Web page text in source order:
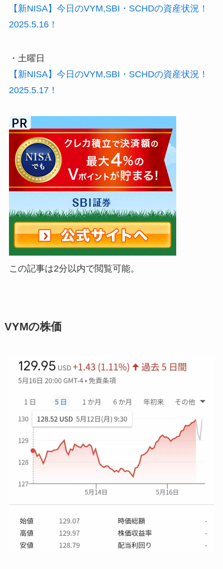
【新NISA】今日のVYM,SBI・SCHDの資産状況！
2025.5.16！
・土曜日
【新NISA】今日のVYM,SBI・SCHDの資産状況！
2025.5.17！
この記事は2分以内で閲覧可能。
VYMの株価